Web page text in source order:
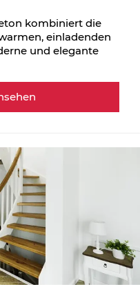
kombiniert die
einladenden
und elegante